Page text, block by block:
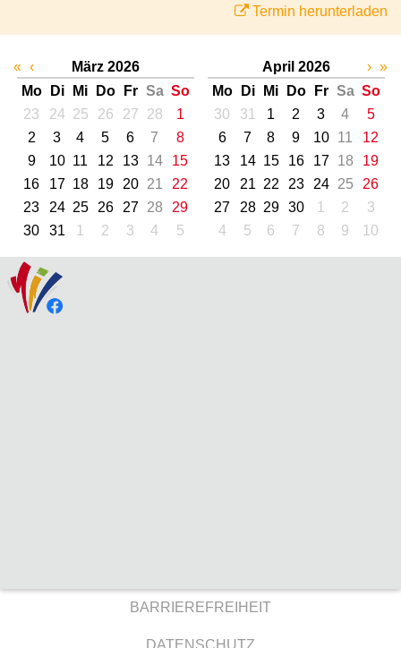
Termin herunterladen
« ‹
März 2026
Mo
Di Mi Do Fr Sa So
23
24 25 26 27 28
1
2
3 4 5 6 7
8
9
10 11 12 13 14
15
16
17 18 19 20 21
22
23
24 25 26 27 28
29
30
31 1 2 3 4 5
April 2026
Mo
Di Mi Do Fr Sa So
30
31 1 2 3 4
5
6
7 8 9 10 11
12
13
14 15 16 17 18
19
20
21 22 23 24 25
26
27
28 29 30 1 2
3
4
5 6 7 8 9 10
› »
BARRIEREFREIHEIT
DATENSCHUTZ